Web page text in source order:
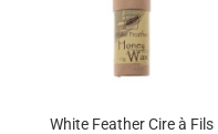
White Feather Cire à Fils